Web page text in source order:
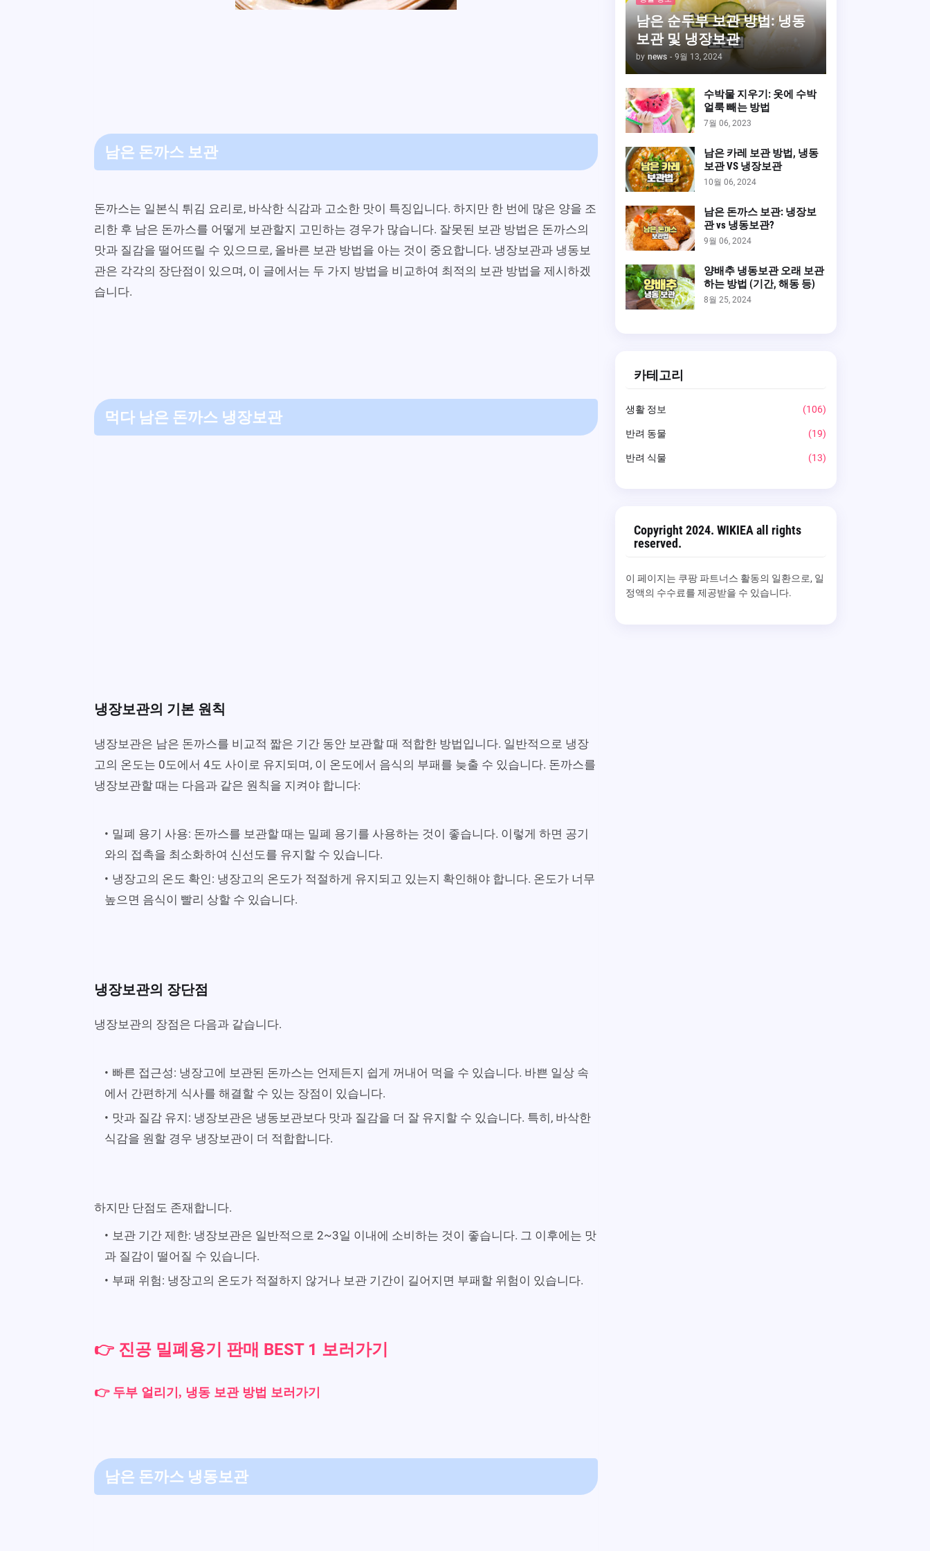
남은 돈까스 보관
돈까스는 일본식 튀김 요리로, 바삭한 식감과 고소한 맛이 특징입니다. 하지만 한 번에 많은 양을 조
리한 후 남은 돈까스를 어떻게 보관할지 고민하는 경우가 많습니다. 잘못된 보관 방법은 돈까스의
맛과 질감을 떨어뜨릴 수 있으므로, 올바른 보관 방법을 아는 것이 중요합니다. 냉장보관과 냉동보
관은 각각의 장단점이 있으며, 이 글에서는 두 가지 방법을 비교하여 최적의 보관 방법을 제시하겠
습니다.
먹다 남은 돈까스 냉장보관
냉장보관의 기본 원칙
냉장보관은 남은 돈까스를 비교적 짧은 기간 동안 보관할 때 적합한 방법입니다. 일반적으로 냉장
고의 온도는 0도에서 4도 사이로 유지되며, 이 온도에서 음식의 부패를 늦출 수 있습니다. 돈까스를
냉장보관할 때는 다음과 같은 원칙을 지켜야 합니다:
밀폐 용기 사용: 돈까스를 보관할 때는 밀폐 용기를 사용하는 것이 좋습니다. 이렇게 하면 공기
와의 접촉을 최소화하여 신선도를 유지할 수 있습니다.
냉장고의 온도 확인: 냉장고의 온도가 적절하게 유지되고 있는지 확인해야 합니다. 온도가 너무
높으면 음식이 빨리 상할 수 있습니다.
냉장보관의 장단점
냉장보관의 장점은 다음과 같습니다.
빠른 접근성: 냉장고에 보관된 돈까스는 언제든지 쉽게 꺼내어 먹을 수 있습니다. 바쁜 일상 속
에서 간편하게 식사를 해결할 수 있는 장점이 있습니다.
맛과 질감 유지: 냉장보관은 냉동보관보다 맛과 질감을 더 잘 유지할 수 있습니다. 특히, 바삭한
식감을 원할 경우 냉장보관이 더 적합합니다.
하지만 단점도 존재합니다.
보관 기간 제한: 냉장보관은 일반적으로 2~3일 이내에 소비하는 것이 좋습니다. 그 이후에는 맛
과 질감이 떨어질 수 있습니다.
부패 위험: 냉장고의 온도가 적절하지 않거나 보관 기간이 길어지면 부패할 위험이 있습니다.
👉 진공 밀폐용기 판매 BEST 1 보러가기
👉 두부 얼리기, 냉동 보관 방법 보러가기
남은 돈까스 냉동보관
남은 순두부 보관 방법: 냉동
보관 및 냉장보관
by news - 9월 13, 2024
수박물 지우기: 옷에 수박
얼룩 빼는 방법
7월 06, 2023
남은 카레 보관 방법, 냉동
보관 VS 냉장보관
10월 06, 2024
남은 돈까스 보관: 냉장보
관 vs 냉동보관?
9월 06, 2024
양배추 냉동보관 오래 보관
하는 방법 (기간, 해동 등)
8월 25, 2024
카테고리
생활 정보 (106)
반려 동물 (19)
반려 식물 (13)
Copyright 2024. WIKIEA all rights
reserved.
이 페이지는 쿠팡 파트너스 활동의 일환으로, 일
정액의 수수료를 제공받을 수 있습니다.